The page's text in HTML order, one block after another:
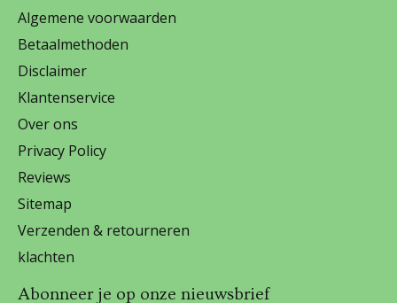
Algemene voorwaarden
Betaalmethoden
Disclaimer
Klantenservice
Over ons
Privacy Policy
Reviews
Sitemap
Verzenden & retourneren
klachten
Abonneer je op onze nieuwsbrief